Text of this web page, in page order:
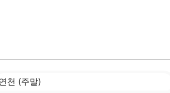
천 (주말)